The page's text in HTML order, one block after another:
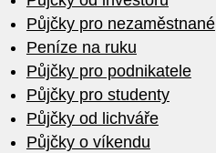
Půjčky pro nezaměstnané
Peníze na ruku
Půjčky pro podnikatele
Půjčky pro studenty
Půjčky od lichváře
Půjčky o víkendu